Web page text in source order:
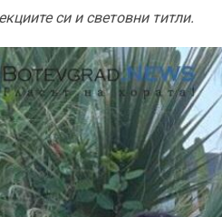
си и световни титли.